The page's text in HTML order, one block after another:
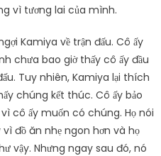
vì tương lai của mình.
Kamiya về trận đấu. Cô ấy
chưa bao giờ thấy cô ấy đầu
Tuy nhiên, Kamiya lại thích
chúng kết thúc. Cô ấy bảo
cô ấy muốn có chúng. Họ nói
đồ ăn nhẹ ngon hơn và họ
vậy. Nhưng ngay sau đó, nó